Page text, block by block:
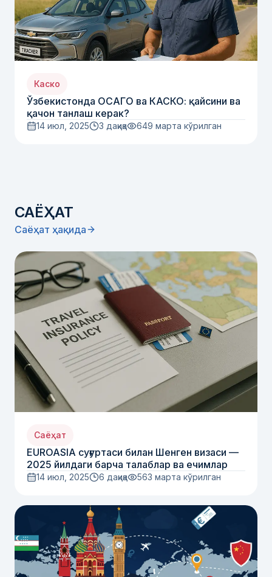
Каско
Ўзбекистонда ОСАГО ва КАСКО: қайсини ва
қачон танлаш керак?
14 июл, 2025 3 дақиқа 649 марта кўрилган
САЁҲАТ
Саёҳат ҳақида
Саёҳат
EUROASIA суғуртаси билан Шенген визаси —
2025 йилдаги барча талаблар ва ечимлар
14 июл, 2025 6 дақиқа 563 марта кўрилган